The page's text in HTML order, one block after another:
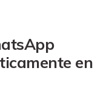
Datos de un
fotos, música,
tipos de
en